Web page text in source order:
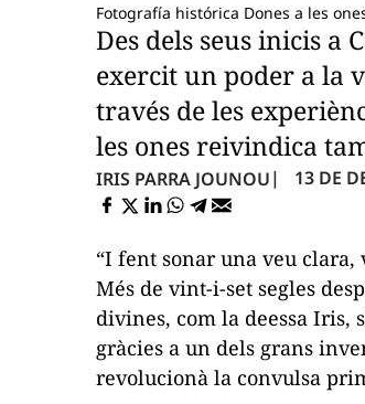
Fotografía histórica Dones a les
Des dels seus inicis a
exercit un poder a la
través de les
les ones reivindica
IRIS PARRA JOUNOU 13 DE
“I fent sonar una veu
Més de vint-i-set segles
divines, com la deessa Iris,
gràcies a un dels grans
revolucionà la convulsa